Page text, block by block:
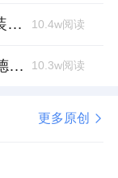
金螳螂二季度新签单59亿，公装业务贡献逾八成 10.4w阅读
从“市梦率”到“硬实力”：药明康德如何用业绩填平2021年估值鸿沟？ 10.3w阅读
更多原创